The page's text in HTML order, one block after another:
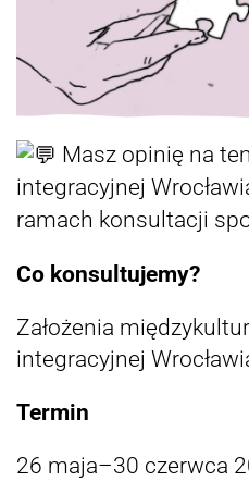
Masz opinię na
integracyjnej
ramach konsultacji
Co konsultujemy?
Założenia
integracyjnej
Termin
26 maja–30 czerwca